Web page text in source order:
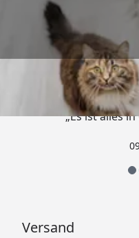
„Es ist alles
Versand